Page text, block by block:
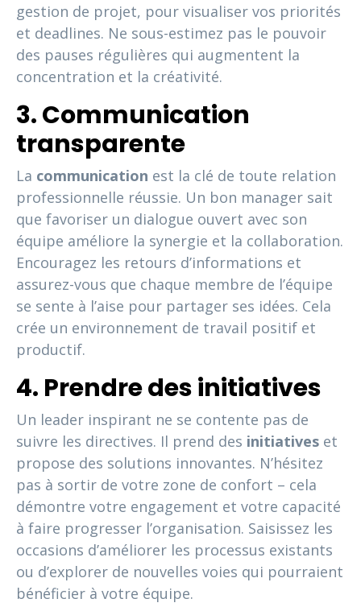
gestion de projet, pour visualiser vos priorités
et deadlines. Ne sous-estimez pas le pouvoir
des pauses régulières qui augmentent la
concentration et la créativité.
3. Communication
transparente
La communication est la clé de toute relation
professionnelle réussie. Un bon manager sait
que favoriser un dialogue ouvert avec son
équipe améliore la synergie et la collaboration.
Encouragez les retours d’informations et
assurez-vous que chaque membre de l’équipe
se sente à l’aise pour partager ses idées. Cela
crée un environnement de travail positif et
productif.
4. Prendre des initiatives
Un leader inspirant ne se contente pas de
suivre les directives. Il prend des initiatives et
propose des solutions innovantes. N’hésitez
pas à sortir de votre zone de confort – cela
démontre votre engagement et votre capacité
à faire progresser l’organisation. Saisissez les
occasions d’améliorer les processus existants
ou d’explorer de nouvelles voies qui pourraient
bénéficier à votre équipe.